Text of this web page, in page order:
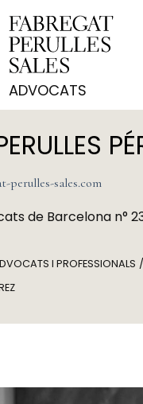
perulles-sales.com
de Barcelona n°
I PROFESSIONALS